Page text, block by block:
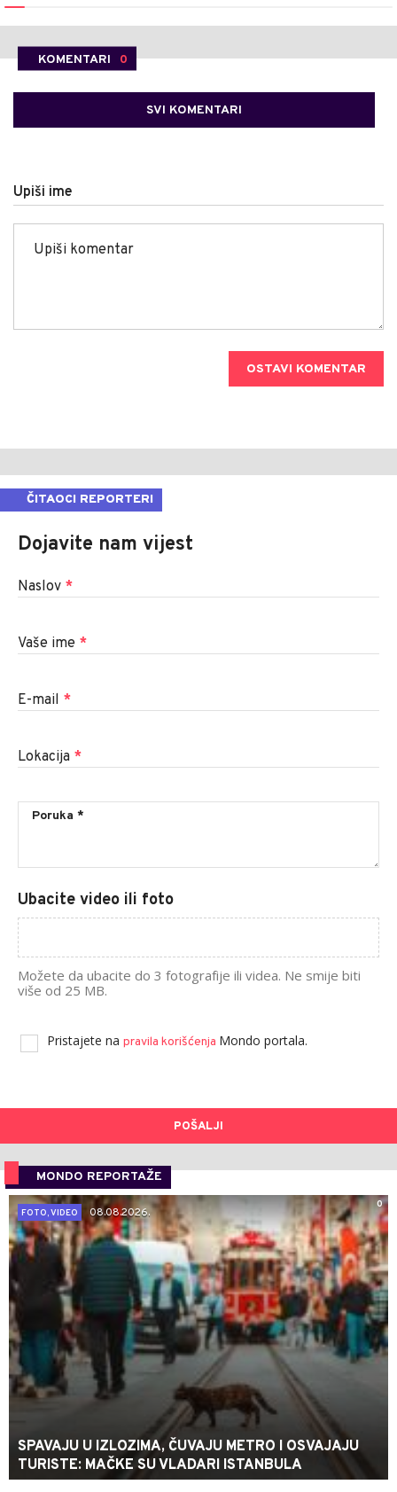
KOMENTARI 0
SVI KOMENTARI
Upiši ime
OSTAVI KOMENTAR
ČITAOCI REPORTERI
Dojavite nam vijest
Naslov *
Vaše ime *
E-mail *
Lokacija *
Ubacite video ili foto
Možete da ubacite do 3 fotografije ili videa. Ne smije biti
više od 25 MB.
Pristajete na pravila korišćenja Mondo portala.
POŠALJI
MONDO REPORTAŽE
0
FOTO, VIDEO
08.08.2026.
SPAVAJU U IZLOZIMA, ČUVAJU METRO I OSVAJAJU
TURISTE: MAČKE SU VLADARI ISTANBULA